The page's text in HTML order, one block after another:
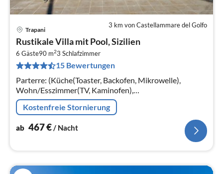
3 km von Castellammare del Golfo
Trapani
Rustikale Villa mit Pool, Sizilien
6 Gäste90 m23 Schlafzimmer
15 Bewertungen
Parterre: (Küche(Toaster, Backofen, Mikrowelle),
Wohn/Esszimmer(TV, Kaminofen),
Schlafzimmer(Doppelbett), Schlafzimmer(Einzelbett,
Einzelbett), Schlafzimmer(Einzelbett, Einzelbett)
Kostenfreie Stornierung
ab 467€ / Nacht